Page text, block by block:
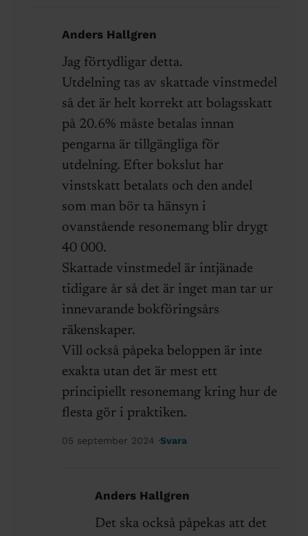
Anders Hallgren
Jag förtydligar detta.
Utdelning tas av skattade vinstmedel
så det är helt korrekt att bolagsskatt
på 20.6% måste betalas innan
pengarna är tillgängliga för
utdelning. Efter bokslut har
vinstskatt betalats och den andel
som man bör ta hänsyn i
ovanstående resonemang blir drygt
40 000.
Skattade vinstmedel är intjänade
tidigare år så det är inget man tar ur
innevarande bokföringsårs
räkenskaper.
Vill också påpeka beloppen är inte
exakta utan det är mest ett
principiellt resonemang kring hur de
flesta gör i praktiken.
05 september 2024 Svara
Anders Hallgren
Det ska också påpekas att det